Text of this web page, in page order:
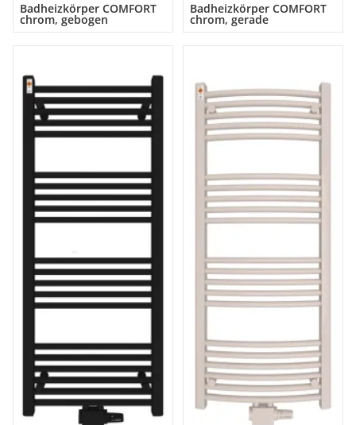
Badheizkörper COMFORT
chrom, gebogen
Badheizkörper COMFORT
chrom, gerade